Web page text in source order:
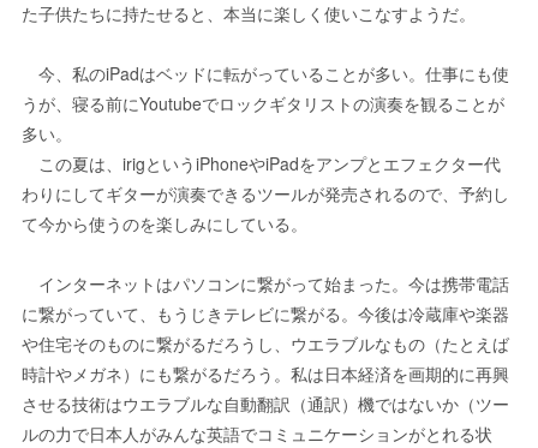
た子供たちに持たせると、本当に楽しく使いこなすようだ。
今、私のiPadはベッドに転がっていることが多い。仕事にも使
うが、寝る前にYoutubeでロックギタリストの演奏を観ることが
多い。
この夏は、irigというiPhoneやiPadをアンプとエフェクター代
わりにしてギターが演奏できるツールが発売されるので、予約し
て今から使うのを楽しみにしている。
インターネットはパソコンに繋がって始まった。今は携帯電話
に繋がっていて、もうじきテレビに繋がる。今後は冷蔵庫や楽器
や住宅そのものに繋がるだろうし、ウエラブルなもの（たとえば
時計やメガネ）にも繋がるだろう。私は日本経済を画期的に再興
させる技術はウエラブルな自動翻訳（通訳）機ではないか（ツー
ルの力で日本人がみんな英語でコミュニケーションがとれる状